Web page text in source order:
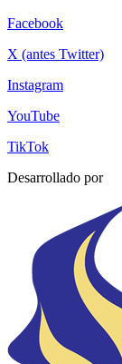
Facebook
X (antes Twitter)
Instagram
YouTube
TikTok
Desarrollado por